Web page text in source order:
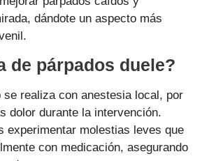
dándote un aspecto más
de párpados duele?
se realiza con anestesia local, por
dolor durante la intervención.
experimentar molestias leves que
con medicación, asegurando